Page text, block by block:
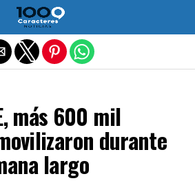
más 600 mil
durante
largo
de la versión móvil